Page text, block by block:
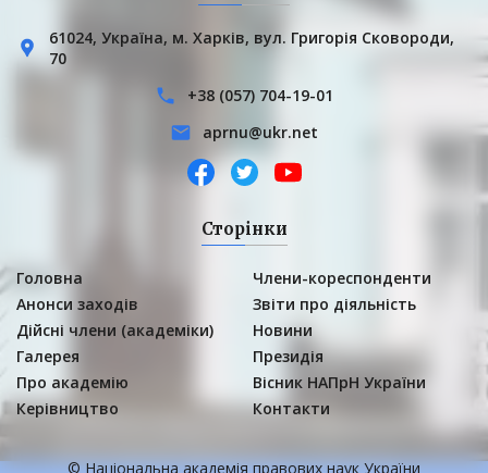
61024, Українa, м. Харків, вул. Григорія Сковороди,
70
+38 (057) 704-19-01
aprnu@ukr.net
Сторінки
Головна
Анонси заходів
Дійсні члени (академіки)
Галерея
Про академію
Керівництво
Члени-кореспонденти
Звіти про діяльність
Новини
Президія
Вісник НАПрН України
Контакти
© Національна академія правових наук України